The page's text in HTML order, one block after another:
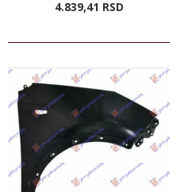
4.839,41 RSD